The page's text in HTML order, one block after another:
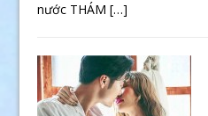
nước THÁM[…]